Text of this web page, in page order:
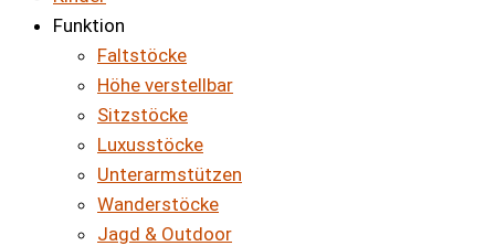
Funktion
Faltstöcke
Höhe verstellbar
Sitzstöcke
Luxusstöcke
Unterarmstützen
Wanderstöcke
Jagd & Outdoor